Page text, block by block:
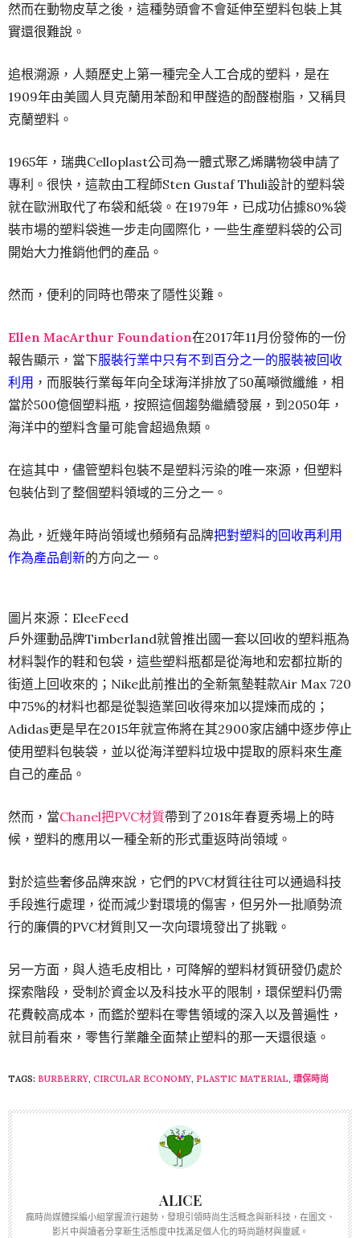
然而在動物皮草之後，這種勢頭會不會延伸至塑料包裝上其
實還很難說。
追根溯源，人類歷史上第一種完全人工合成的塑料，是在
1909年由美國人貝克蘭用苯酚和甲醛造的酚醛樹脂，又稱貝
克蘭塑料。
1965年，瑞典Celloplast公司為一體式聚乙烯購物袋申請了
專利。很快，這款由工程師Sten Gustaf Thuli設計的塑料袋
就在歐洲取代了布袋和紙袋。在1979年，已成功佔據80%袋
裝市場的塑料袋進一步走向國際化，一些生產塑料袋的公司
開始大力推銷他們的產品。
然而，便利的同時也帶來了隱性災難。
Ellen MacArthur Foundation在2017年11月份發佈的一份
報告顯示，當下服裝行業中只有不到百分之一的服裝被回收
利用 ，而服裝行業每年向全球海洋排放了50萬噸微纖維，相
當於500億個塑料瓶，按照這個趨勢繼續發展，到2050年，
海洋中的塑料含量可能會超過魚類。
在這其中，儘管塑料包裝不是塑料污染的唯一來源，但塑料
包裝佔到了整個塑料領域的三分之一。
為此，近幾年時尚領域也頻頻有品牌把對塑料的回收再利用
作為產品創新的方向之一。
圖片來源：EleeFeed
戶外運動品牌Timberland就曾推出國一套以回收的塑料瓶為
材料製作的鞋和包袋，這些塑料瓶都是從海地和宏都拉斯的
街道上回收來的；Nike此前推出的全新氣墊鞋款Air Max 720
中75%的材料也都是從製造業回收得來加以提煉而成的；
Adidas更是早在2015年就宣佈將在其2900家店舖中逐步停止
使用塑料包裝袋，並以從海洋塑料垃圾中提取的原料來生產
自己的產品。
然而，當Chanel把PVC材質帶到了2018年春夏秀場上的時
候，塑料的應用以一種全新的形式重返時尚領域。
對於這些奢侈品牌來說，它們的PVC材質往往可以通過科技
手段進行處理，從而減少對環境的傷害，但另外一批順勢流
行的廉價的PVC材質則又一次向環境發出了挑戰。
另一方面，與人造毛皮相比，可降解的塑料材質研發仍處於
探索階段，受制於資金以及科技水平的限制，環保塑料仍需
花費較高成本，而鑑於塑料在零售領域的深入以及普遍性，
就目前看來，零售行業離全面禁止塑料的那一天還很遠。
TAGS: BURBERRY, CIRCULAR ECONOMY, PLASTIC MATERIAL, 環保時尚
ALICE
瘋時尚媒體採編小組掌握流行趨勢，發現引領時尚生活概念與新科技，在圖文、
影片中與讀者分享新生活態度中找滿足個人化的時尚題材與靈感。